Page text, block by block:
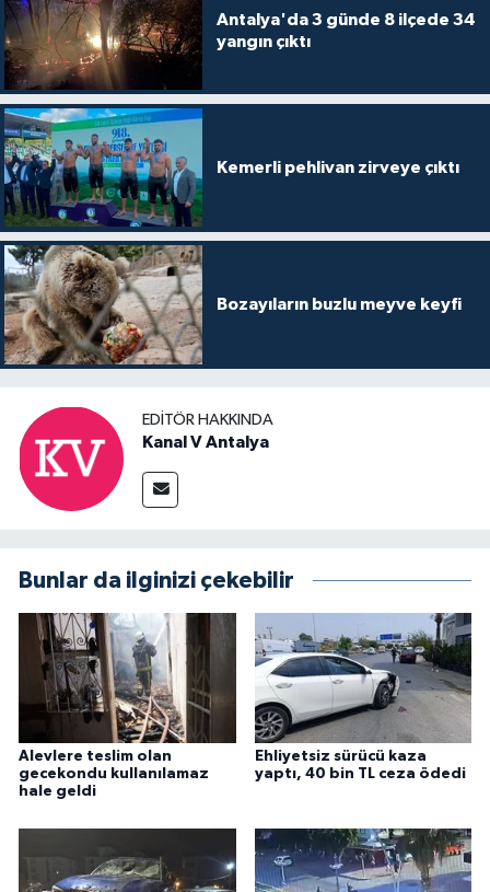
Antalya'da 3 günde 8 ilçede 34
yangın çıktı
Kemerli pehlivan zirveye çıktı
Bozayıların buzlu meyve keyfi
EDITÖR HAKKINDA
Kanal V Antalya
Bunlar da ilginizi çekebilir
Alevlere teslim olan
gecekondu kullanılamaz
hale geldi
Ehliyetsiz sürücü kaza
yaptı, 40 bin TL ceza ödedi